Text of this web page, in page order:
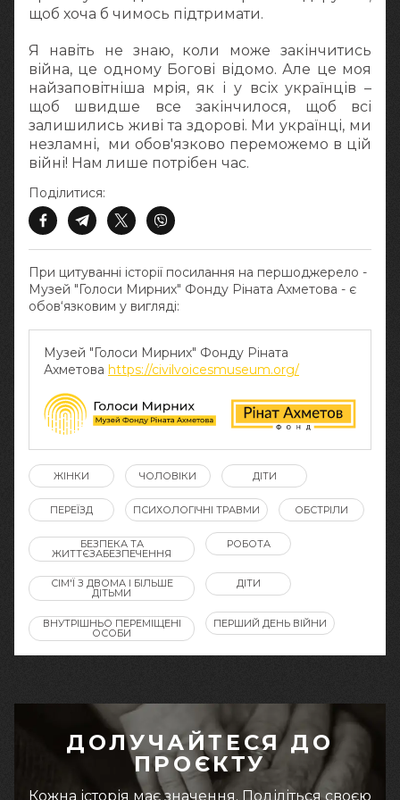
щоб хоча б чимось підтримати.
Я навіть не знаю, коли може закінчитись
війна, це одному Богові відомо. Але це моя
найзаповітніша мрія, як і у всіх українців –
щоб швидше все закінчилося, щоб всі
залишились живі та здорові. Ми українці, ми
незламні, ми обов'язково переможемо в цій
війні! Нам лише потрібен час.
При цитуванні історії посилання на першоджерело -
Музей "Голоси Мирних" Фонду Ріната Ахметова - є
обов‘язковим у вигляді:
Музей "Голоси Мирних" Фонду Ріната
Ахметова https://civilvoicesmuseum.org/
Поділитися:
ЖІНКИ ЧОЛОВІКИ ДІТИ
ПЕРЕЇЗД ПСИХОЛОГІЧНІ ТРАВМИ ОБСТРІЛИ
БЕЗПЕКА ТА
ЖИТТЄЗАБЕЗПЕЧЕННЯ
РОБОТА
СІМ'Ї З ДВОМА І БІЛЬШЕ
ДІТЬМИ
ДІТИ
ВНУТРІШНЬО ПЕРЕМІЩЕНІ
ОСОБИ
ПЕРШИЙ ДЕНЬ ВІЙНИ
ДОЛУЧАЙТЕСЯ ДО
ПРОЄКТУ
Кожна історія має значення. Поділіться своєю